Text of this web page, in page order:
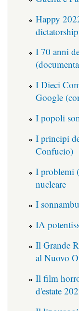
Happy
I 70 anni
I Dieci
Google
I popoli
I principi
Confucio)
I problemi
nucleare
I
IA
Il Grande
al Nuovo
Il film
d'estate